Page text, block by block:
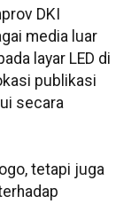
DKI
media luar
layar LED di
publikasi
secara
tetapi juga